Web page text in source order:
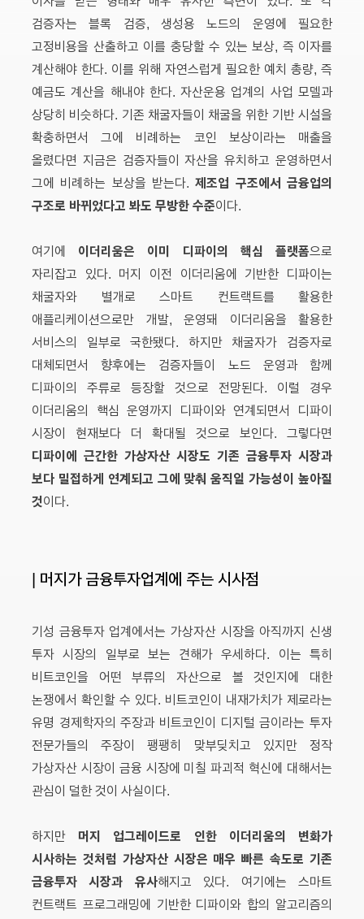
검증자는 블록 검증, 생성용 노드의 운영에 필요한
고정비용을 산출하고 이를 충당할 수 있는 보상, 즉 이자를
계산해야 한다. 이를 위해 자연스럽게 필요한 예치 총량, 즉
예금도 계산을 해내야 한다. 자산운용 업계의 사업 모델과
상당히 비슷하다. 기존 채굴자들이 채굴을 위한 기반 시설을
확충하면서 그에 비례하는 코인 보상이라는 매출을
올렸다면 지금은 검증자들이 자산을 유치하고 운영하면서
그에 비례하는 보상을 받는다.제조업 구조에서 금융업의
구조로 바뀌었다고 봐도 무방한 수준이다.
여기에 이더리움은 이미 디파이의 핵심 플랫폼으로
자리잡고 있다. 머지 이전 이더리움에 기반한 디파이는
채굴자와 별개로 스마트 컨트랙트를 활용한
애플리케이션으로만 개발, 운영돼 이더리움을 활용한
서비스의 일부로 국한됐다. 하지만 채굴자가 검증자로
대체되면서 향후에는 검증자들이 노드 운영과 함께
디파이의 주류로 등장할 것으로 전망된다. 이럴 경우
이더리움의 핵심 운영까지 디파이와 연계되면서 디파이
시장이 현재보다 더 확대될 것으로 보인다. 그렇다면
디파이에 근간한 가상자산 시장도 기존 금융투자 시장과
보다 밀접하게 연계되고 그에 맞춰 움직일 가능성이 높아질
것이다.
| 머지가 금융투자업계에 주는 시사점
기성 금융투자 업계에서는 가상자산 시장을 아직까지 신생
투자 시장의 일부로 보는 견해가 우세하다. 이는 특히
비트코인을 어떤 부류의 자산으로 볼 것인지에 대한
논쟁에서 확인할 수 있다. 비트코인이 내재가치가 제로라는
유명 경제학자의 주장과 비트코인이 디지털 금이라는 투자
전문가들의 주장이 팽팽히 맞부딪치고 있지만 정작
가상자산 시장이 금융 시장에 미칠 파괴적 혁신에 대해서는
관심이 덜한 것이 사실이다.
하지만 머지 업그레이드로 인한 이더리움의 변화가
시사하는 것처럼 가상자산 시장은 매우 빠른 속도로 기존
금융투자 시장과 유사해지고 있다. 여기에는 스마트
컨트랙트 프로그래밍에 기반한 디파이와 합의 알고리즘의